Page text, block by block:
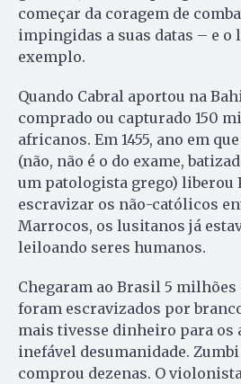
começar da coragem de
impingidas a suas datas – e o
exemplo.
Quando Cabral aportou na
comprado ou capturado 150
africanos. Em 1455, ano em
(não, não é o do exame,
um patologista grego) liberou
escravizar os não-católicos
Marrocos, os lusitanos já
leiloando seres humanos.
Chegaram ao Brasil 5 milhões
foram escravizados por
mais tivesse dinheiro para os
inefável desumanidade.
comprou dezenas. O